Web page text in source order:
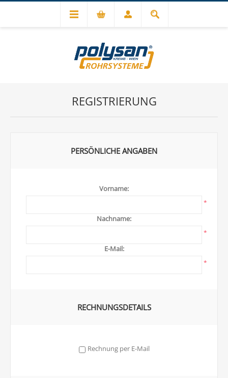
REGISTRIERUNG
PERSÖNLICHE ANGABEN
Vorname:
*
Nachname:
*
E-Mail:
*
RECHNUNGSDETAILS
Rechnung per E-Mail